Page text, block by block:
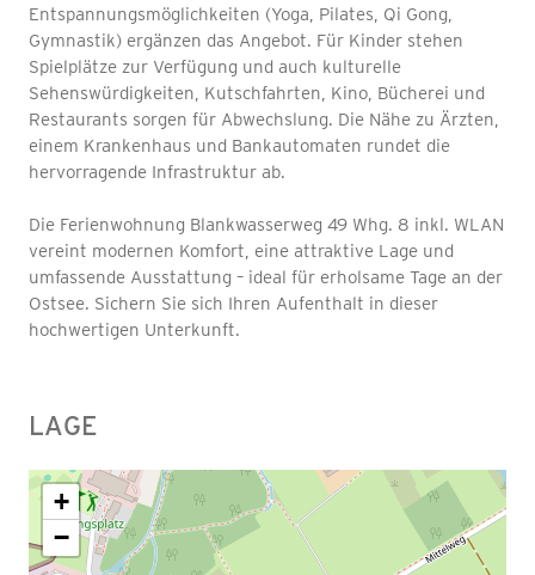
Entspannungsmöglichkeiten (Yoga, Pilates, Qi Gong,
Gymnastik) ergänzen das Angebot. Für Kinder stehen
Spielplätze zur Verfügung und auch kulturelle
Sehenswürdigkeiten, Kutschfahrten, Kino, Bücherei und
Restaurants sorgen für Abwechslung. Die Nähe zu Ärzten,
einem Krankenhaus und Bankautomaten rundet die
hervorragende Infrastruktur ab.
Die Ferienwohnung Blankwasserweg 49 Whg. 8 inkl. WLAN
vereint modernen Komfort, eine attraktive Lage und
umfassende Ausstattung – ideal für erholsame Tage an der
Ostsee. Sichern Sie sich Ihren Aufenthalt in dieser
hochwertigen Unterkunft.
LAGE
+
−